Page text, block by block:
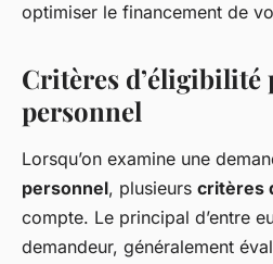
optimiser le financement de
Critères d’éligibilité
personnel
Lorsqu’on examine une
personnel, plusieurs critères
compte. Le principal d’entre
demandeur, généralement